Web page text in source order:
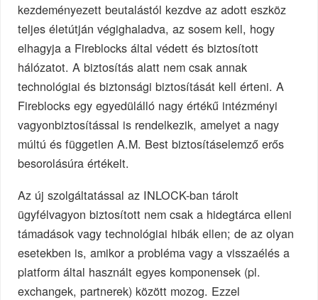
kezdeményezett beutalástól kezdve az adott eszköz
teljes életútján végighaladva, az sosem kell, hogy
elhagyja a Fireblocks által védett és biztosított
hálózatot. A biztosítás alatt nem csak annak
technológiai és biztonsági biztosítását kell érteni. A
Fireblocks egy egyedülálló nagy értékű intézményi
vagyonbiztosítással is rendelkezik, amelyet a nagy
múltú és független A.M. Best biztosításelemző erős
besorolásúra értékelt.
Az új szolgáltatással az INLOCK-ban tárolt
ügyfélvagyon biztosított nem csak a hidegtárca elleni
támadások vagy technológiai hibák ellen; de az olyan
esetekben is, amikor a probléma vagy a visszaélés a
platform által használt egyes komponensek (pl.
exchangek, partnerek) között mozog. Ezzel